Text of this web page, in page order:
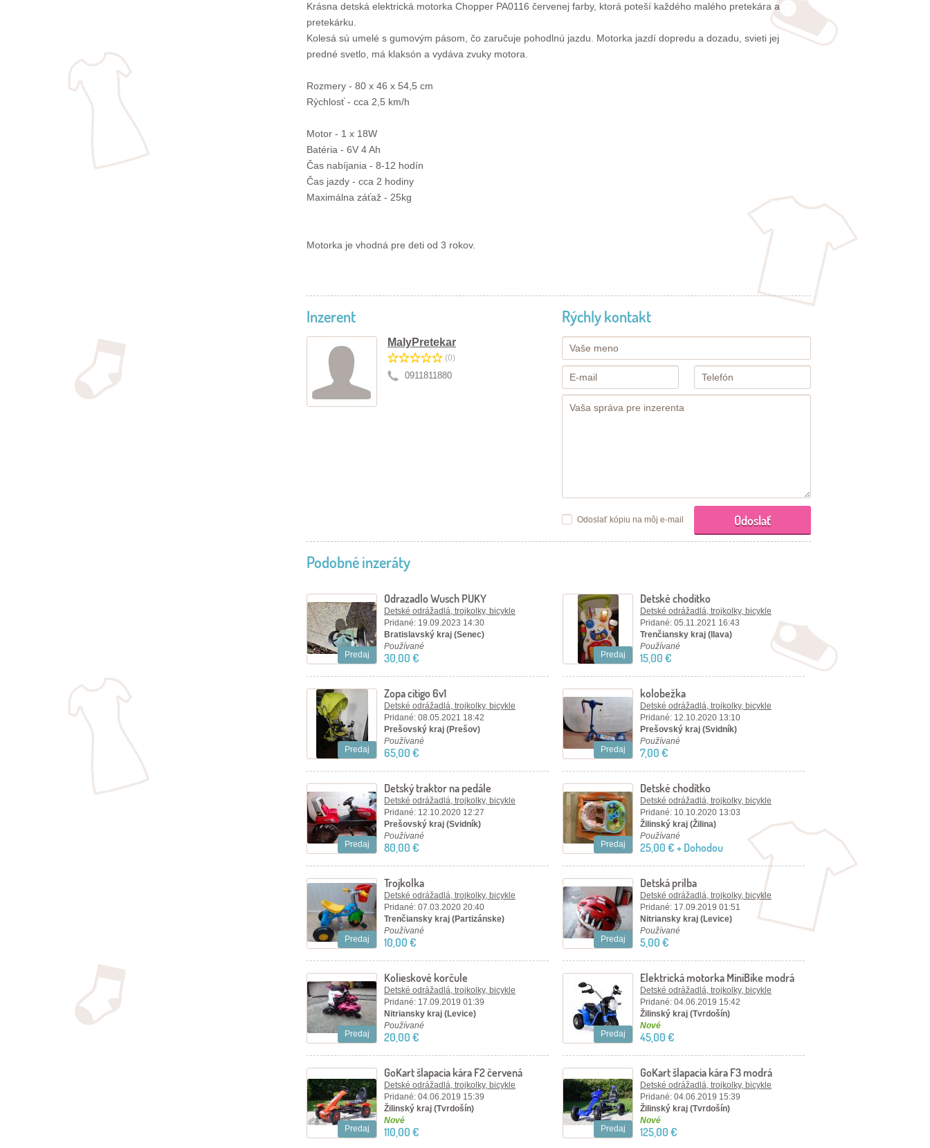
Krásna detská elektrická motorka Chopper PA0116 červenej farby, ktorá poteší každého malého pretekára a
pretekárku.
Kolesá sú umelé s gumovým pásom, čo zaručuje pohodlnú jazdu. Motorka jazdí dopredu a dozadu, svieti jej
predné svetlo, má klaksón a vydáva zvuky motora.
Rozmery - 80 x 46 x 54,5 cm
Rýchlosť - cca 2,5 km/h
Motor - 1 x 18W
Batéria - 6V 4 Ah
Čas nabíjania - 8-12 hodín
Čas jazdy - cca 2 hodiny
Maximálna záťaž - 25kg
Motorka je vhodná pre deti od 3 rokov.
Inzerent
MalyPretekar
(0)
0911811880
Rýchly kontakt
Odoslať kópiu na môj e-mail
Podobné inzeráty
Predaj
Odrazadlo Wusch PUKY
Detské odrážadlá, trojkolky, bicykle
Pridané: 19.09.2023 14:30
Bratislavský kraj (Senec)
Používané
30,00 € Predaj
Detské choditko
Detské odrážadlá, trojkolky, bicykle
Pridané: 05.11.2021 16:43
Trenčiansky kraj (Ilava)
Používané
15,00 €
Predaj
Zopa citigo 6v1
Detské odrážadlá, trojkolky, bicykle
Pridané: 08.05.2021 18:42
Prešovský kraj (Prešov)
Používané
65,00 € Predaj
kolobežka
Detské odrážadlá, trojkolky, bicykle
Pridané: 12.10.2020 13:10
Prešovský kraj (Svidník)
Používané
7,00 €
Predaj
Detský traktor na pedále
Detské odrážadlá, trojkolky, bicykle
Pridané: 12.10.2020 12:27
Prešovský kraj (Svidník)
Používané
80,00 € Predaj
Detské chodítko
Detské odrážadlá, trojkolky, bicykle
Pridané: 10.10.2020 13:03
Žilinský kraj (Žilina)
Používané
25,00 € + Dohodou
Predaj
Trojkolka
Detské odrážadlá, trojkolky, bicykle
Pridané: 07.03.2020 20:40
Trenčiansky kraj (Partizánske)
Používané
10,00 € Predaj
Detská prilba
Detské odrážadlá, trojkolky, bicykle
Pridané: 17.09.2019 01:51
Nitriansky kraj (Levice)
Používané
5,00 €
Predaj
Kolieskové korčule
Detské odrážadlá, trojkolky, bicykle
Pridané: 17.09.2019 01:39
Nitriansky kraj (Levice)
Používané
20,00 € Predaj
Elektrická motorka MiniBike modrá
Detské odrážadlá, trojkolky, bicykle
Pridané: 04.06.2019 15:42
Žilinský kraj (Tvrdošín)
Nové
45,00 €
Predaj
GoKart šlapacia kára F2 červená
Detské odrážadlá, trojkolky, bicykle
Pridané: 04.06.2019 15:39
Žilinský kraj (Tvrdošín)
Nové
110,00 € Predaj
GoKart šlapacia kára F3 modrá
Detské odrážadlá, trojkolky, bicykle
Pridané: 04.06.2019 15:39
Žilinský kraj (Tvrdošín)
Nové
125,00 €